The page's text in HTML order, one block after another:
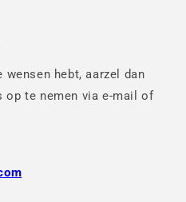
hebt, aarzel dan
te nemen via e-mail of